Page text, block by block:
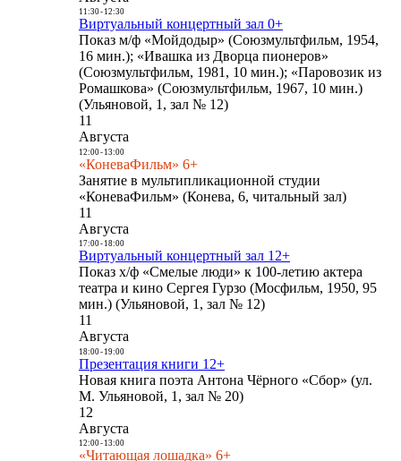
11:30- 12:30
Виртуальный концертный зал 0+
Показ м/ф «Мойдодыр» (Союзмультфильм, 1954,
16 мин.); «Ивашка из Дворца пионеров»
(Союзмультфильм, 1981, 10 мин.); «Паровозик из
Ромашкова» (Союзмультфильм, 1967, 10 мин.)
(Ульяновой, 1, зал № 12)
11
Августа
12:00- 13:00
«КоневаФильм» 6+
Занятие в мультипликационной студии
«КоневаФильм» (Конева, 6, читальный зал)
11
Августа
17:00- 18:00
Виртуальный концертный зал 12+
Показ х/ф «Смелые люди» к 100-летию актера
театра и кино Сергея Гурзо (Мосфильм, 1950, 95
мин.) (Ульяновой, 1, зал № 12)
11
Августа
18:00- 19:00
Презентация книги 12+
Новая книга поэта Антона Чёрного «Сбор» (ул.
М. Ульяновой, 1, зал № 20)
12
Августа
12:00- 13:00
«Читающая лошадка» 6+